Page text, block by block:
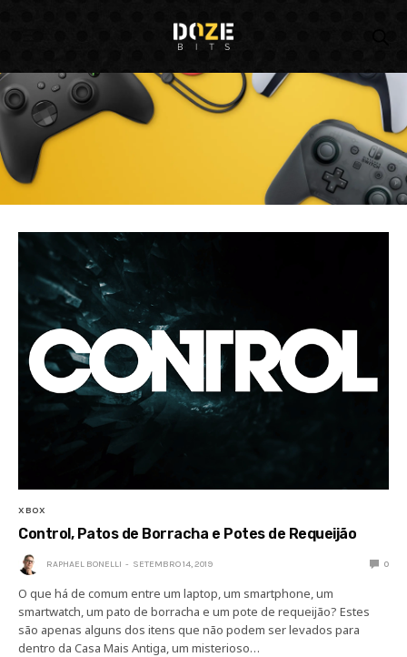
XBOX
Control, Patos de Borracha e Potes de Requeijão
RAPHAEL BONELLI SETEMBRO 14, 2019 0
O que há de comum entre um laptop, um smartphone, um
smartwatch, um pato de borracha e um pote de requeijão? Estes
são apenas alguns dos itens que não podem ser levados para
dentro da Casa Mais Antiga, um misterioso…